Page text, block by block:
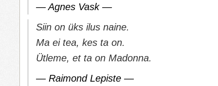
— Agnes Vask —
Siin on üks ilus naine.
Ma ei tea, kes ta on.
Ütleme, et ta on Madonna.
— Raimond Lepiste —